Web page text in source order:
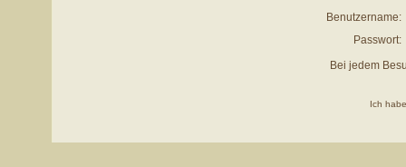
Benutzername:
Passwort:
Bei jedem
Ich